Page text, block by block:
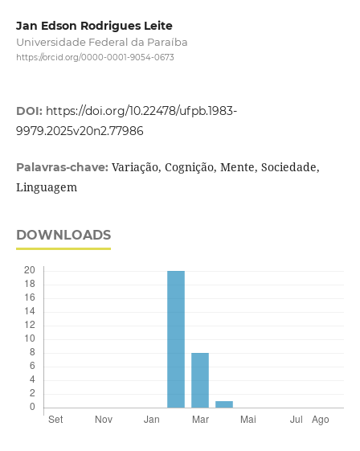
Jan Edson Rodrigues Leite
Universidade Federal da Paraíba
https://orcid.org/0000-0001-9054-0673
DOI: https://doi.org/10.22478/ufpb.1983-
9979.2025v20n2.77986
Palavras-chave: Variação, Cognição, Mente, Sociedade,
Linguagem
DOWNLOADS